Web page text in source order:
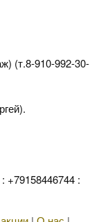
(т.8-910-992-30-
+79158446744 :